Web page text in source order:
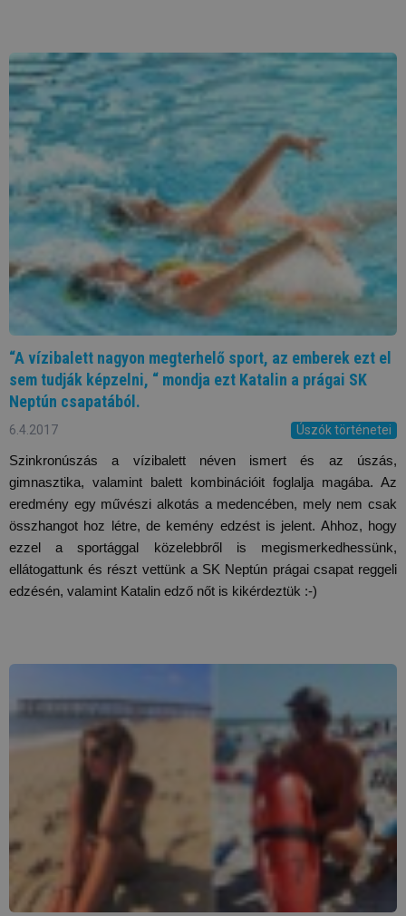
“A vízibalett nagyon megterhelő sport, az emberek ezt el
sem tudják képzelni, “ mondja ezt Katalin a prágai SK
Neptún csapatából.
6.4.2017 Úszók történetei
Szinkronúszás a vízibalett néven ismert és az úszás,
gimnasztika, valamint balett kombinációit foglalja magába. Az
eredmény egy művészi alkotás a medencében, mely nem csak
összhangot hoz létre, de kemény edzést is jelent. Ahhoz, hogy
ezzel a sportággal közelebbről is megismerkedhessünk,
ellátogattunk és részt vettünk a SK Neptún prágai csapat reggeli
edzésén, valamint Katalin edző nőt is kikérdeztük :-)